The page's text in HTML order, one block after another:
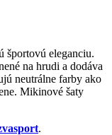
športovú eleganciu.
na hrudi a dodáva
neutrálne farby ako
Mikinové šaty
.